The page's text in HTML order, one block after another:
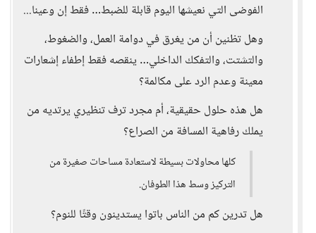
الفوضى التي نعيشها اليوم قابلة للضبط… فقط إن وعينا...
وهل تظنين أن من يغرق في دوامة العمل، والضغوط،
والتشتت، والتفكك الداخلي… ينقصه فقط إطفاء إشعارات
معينة وعدم الرد على مكالمة؟
هل هذه حلول حقيقية، أم مجرد ترف تنظيري يرتديه من
يملك رفاهية المسافة من الصراع؟
كلها محاولات بسيطة لاستعادة مساحات صغيرة من
التركيز وسط هذا الطوفان.
هل تدرين كم من الناس باتوا يستدينون وقتًا للنوم؟